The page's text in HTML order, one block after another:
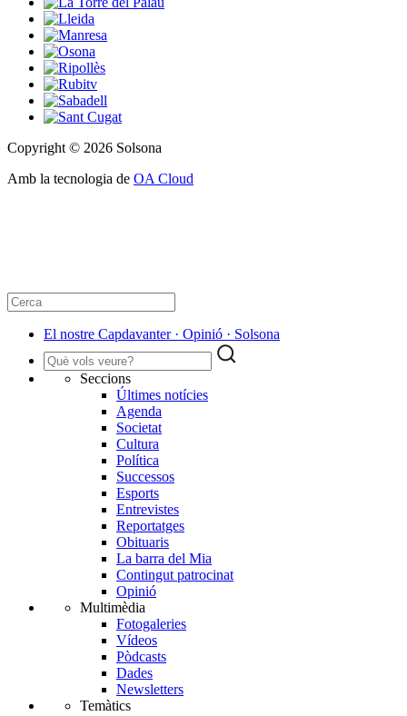
Copyright © 2026 Solsona
Amb la tecnologia de OA Cloud
El nostre Capdavanter · Opinió · Solsona
Seccions
Últimes notícies
Agenda
Societat
Cultura
Política
Successos
Esports
Entrevistes
Reportatges
Obituaris
La barra del Mia
Contingut patrocinat
Opinió
Multimèdia
Fotogaleries
Vídeos
Pòdcasts
Dades
Newsletters
Temàtics